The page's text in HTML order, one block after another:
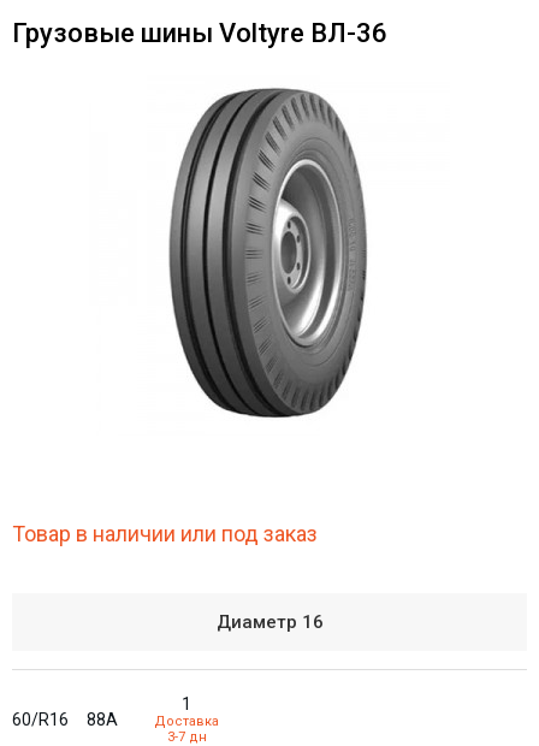
Грузовые шины Voltyre ВЛ-36
Товар в наличии или под заказ
Диаметр 16
60/R16 88A
1
Доставка
3-7 дн